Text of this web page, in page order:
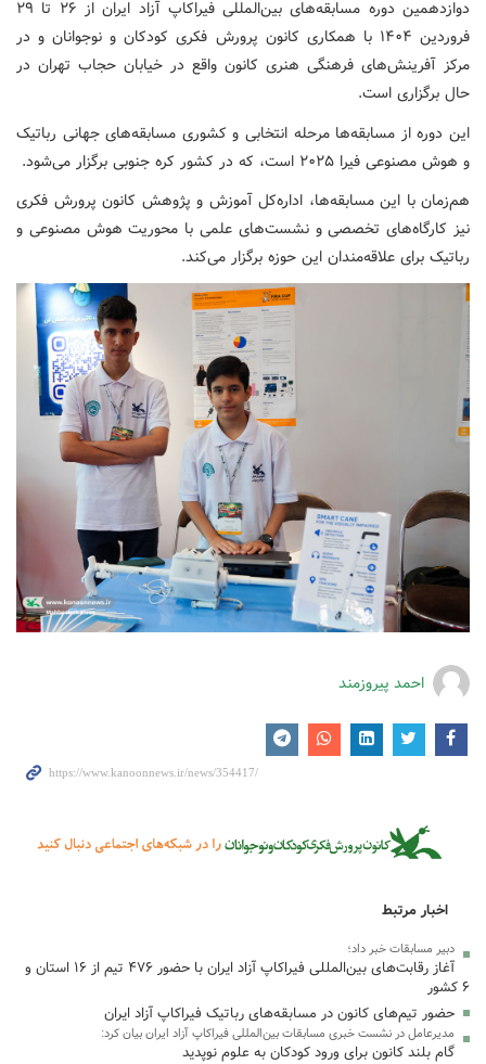
دوازدهمین دوره مسابقه‌های بین‌المللی فیراکاپ آزاد ایران از ۲۶ تا ۲۹
فروردین‌ ۱۴۰۴ با همکاری کانون پرورش فکری کودکان و نوجوانان و در
مرکز آفرینش‌های فرهنگی هنری کانون واقع در خیابان حجاب تهران در
حال برگزاری است.
این دوره از مسابقه‌ها مرحله انتخابی و کشوری مسابقه‌های جهانی رباتیک
و هوش مصنوعی فیرا ۲۰۲۵ است، که در کشور کره جنوبی برگزار می‌شود.
هم‌زمان با این مسابقه‌ها، اداره‌کل آموزش و پژوهش کانون پرورش فکری
نیز کارگاه‌های تخصصی و نشست‌های علمی با محوریت هوش مصنوعی و
رباتیک برای علاقه‌مندان این حوزه برگزار می‌کند.
احمد پیروزمند
اخبار مرتبط
دبیر مسابقات خبر داد؛
آغاز رقابت‌های بین‌المللی فیراکاپ آزاد ایران با حضور ۴۷۶ تیم از ۱۶ استان و
۶ کشور
حضور تیم‌های کانون در مسابقه‌های رباتیک فیراکاپ آزاد ایران
مدیرعامل در نشست خبری مسابقات بین‌المللی فیراکاپ آزاد ایران بیان کرد:
گام بلند کانون برای ورود کودکان به علوم نوپدید